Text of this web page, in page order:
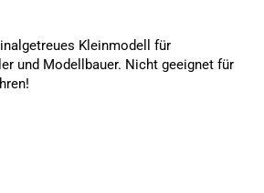
Kleinmodell für
und Modellbauer. Nicht geeignet für